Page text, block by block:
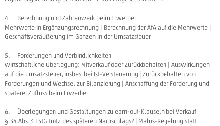
4. Berechnung und Zahlenwerk beim Erwerber
Mehrwerte in Ergänzungsrechnung | Berechnung der AfA auf die Mehrwerte |
Geschäftsveräußerung im Ganzen in der Umsatzsteuer
5. Forderungen und Verbindlichkeiten
wirtschaftliche Überlegung: Mitverkauf oder Zurückbehalten | Auswirkungen
auf die Umsatzsteuer, insbes. bei Ist-Versteuerung | Zurückbehalten von
Forderungen und Wechsel zur Bilanzierung | Anschaffung der Forderung und
späterer Zufluss beim Erwerber
6. Überlegungen und Gestaltungen zu earn-out-Klauseln bei Verkauf
§ 34 Abs. 3 EStG trotz des späteren Nachschlags? | Malus-Regelung statt